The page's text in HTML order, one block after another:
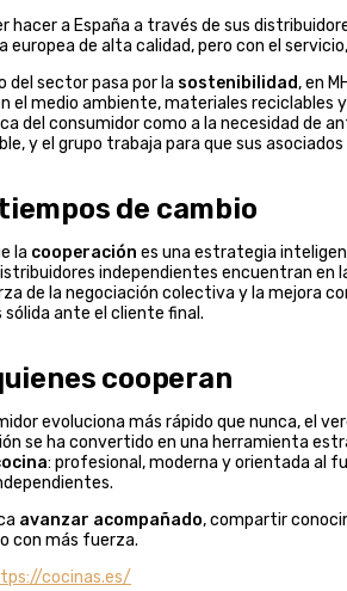
hacer a España a través de sus
de alta calidad, pero con el
del sector pasa por la sostenibilidad, en
el medio ambiente, materiales
del consumidor como a la necesidad de
y el grupo trabaja para que sus
de cambio
la cooperación es una estrategia
independientes encuentran en
de la negociación colectiva y la mejora
sólida ante el cliente final.
cooperan
evoluciona más rápido que nunca, el
se ha convertido en una herramienta
: profesional, moderna y orientada al
avanzar acompañado, compartir
con más fuerza.
cocinas.es/